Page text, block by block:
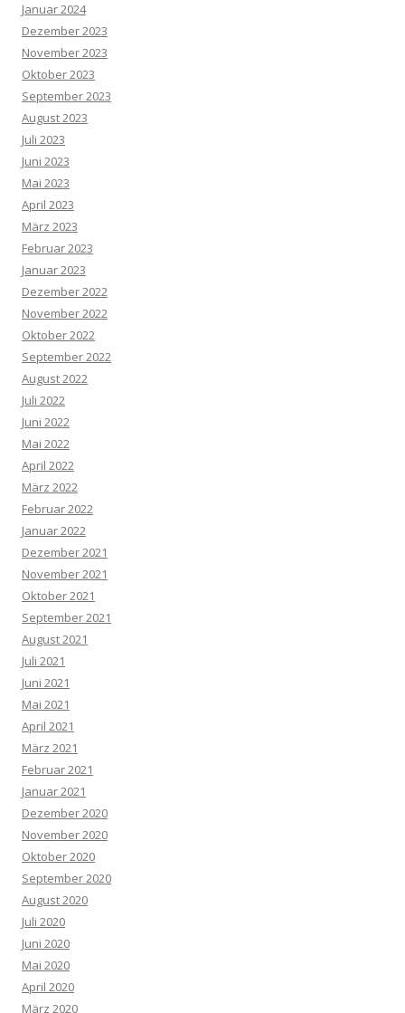
Januar 2024
Dezember 2023
November 2023
Oktober 2023
September 2023
August 2023
Juli 2023
Juni 2023
Mai 2023
April 2023
März 2023
Februar 2023
Januar 2023
Dezember 2022
November 2022
Oktober 2022
September 2022
August 2022
Juli 2022
Juni 2022
Mai 2022
April 2022
März 2022
Februar 2022
Januar 2022
Dezember 2021
November 2021
Oktober 2021
September 2021
August 2021
Juli 2021
Juni 2021
Mai 2021
April 2021
März 2021
Februar 2021
Januar 2021
Dezember 2020
November 2020
Oktober 2020
September 2020
August 2020
Juli 2020
Juni 2020
Mai 2020
April 2020
März 2020